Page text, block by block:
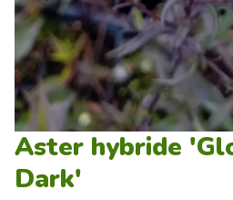
Aster hybride
Dark'